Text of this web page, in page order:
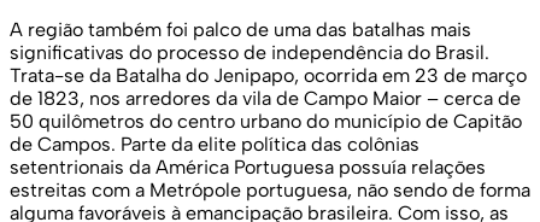
A região também foi palco de uma das batalhas mais
significativas do processo de independência do Brasil.
Trata-se da Batalha do Jenipapo, ocorrida em 23 de março
de 1823, nos arredores da vila de Campo Maior – cerca de
50 quilômetros do centro urbano do município de Capitão
de Campos. Parte da elite política das colônias
setentrionais da América Portuguesa possuía relações
estreitas com a Metrópole portuguesa, não sendo de forma
alguma favoráveis à emancipação brasileira. Com isso, as